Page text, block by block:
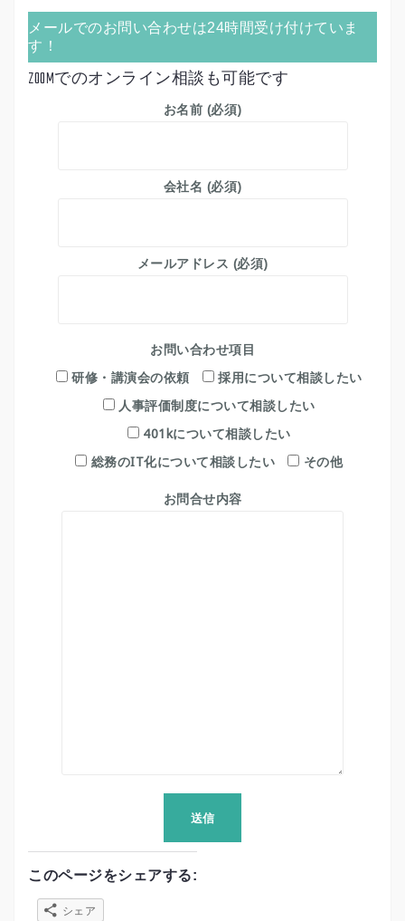
メールでのお問い合わせは24時間受け付けていま
す！
ZOOMでのオンライン相談も可能です
お名前 (必須)
会社名 (必須)
メールアドレス (必須)
お問い合わせ項目
研修・講演会の依頼
採用について相談したい
人事評価制度について相談したい
401kについて相談したい
総務のIT化について相談したい
その他
お問合せ内容
このページをシェアする:
シェア